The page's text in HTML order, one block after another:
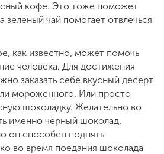
кофе. Это тоже поможет
зеленый чай помогает отвлечься
как известно, может помочь
человека. Для достижения
заказать себе вкусный десерт
мороженного. Или просто
шоколадку. Желательно во
именно чёрный шоколад,
он способен поднять
во время поедания шоколада